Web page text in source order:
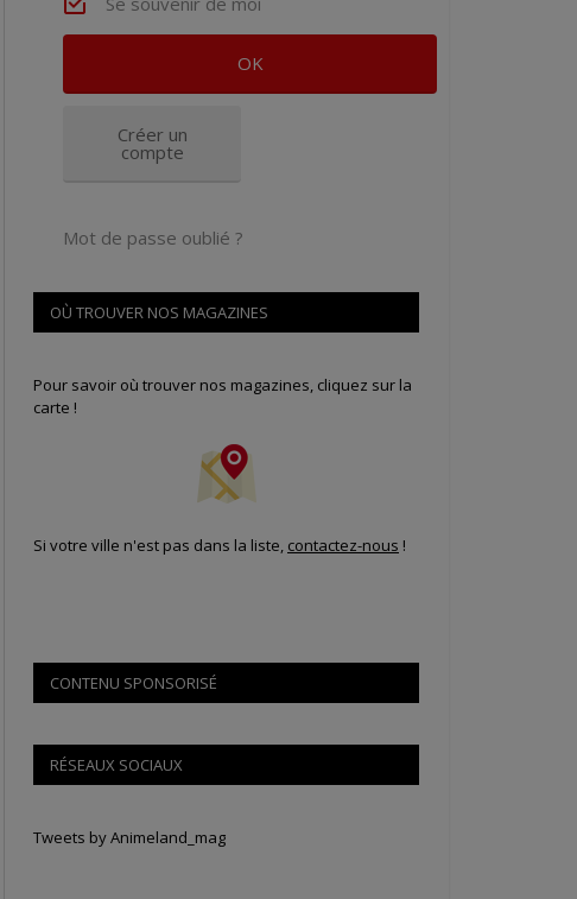
Créer un
compte
Mot de passe oublié ?
OÙ TROUVER NOS MAGAZINES
Pour savoir où trouver nos magazines, cliquez sur la
carte !
Si votre ville n'est pas dans la liste, contactez-nous !
CONTENU SPONSORISÉ
RÉSEAUX SOCIAUX
Tweets by Animeland_mag